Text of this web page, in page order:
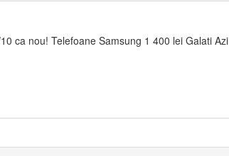
ca nou! Telefoane Samsung 1 400 lei Galati Azi